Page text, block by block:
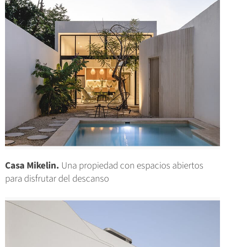
Casa Mikelin. Una propiedad con espacios abiertos
para disfrutar del descanso